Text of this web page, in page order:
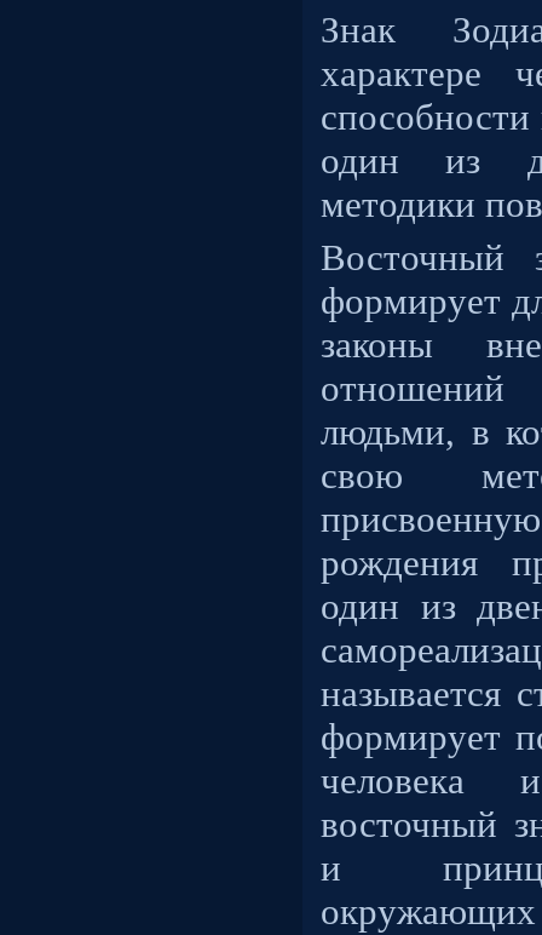
Знак
характере
способности
один из
методики
Восточный
формирует
законы
людьми, в
свою
рождения
один из
называется
формирует
восточный
и
окружающих